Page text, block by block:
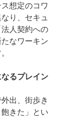
想定のコワ
り、セキュ
⼈契約への
なワーキン
るプレイン
出、街歩き
きた」とい